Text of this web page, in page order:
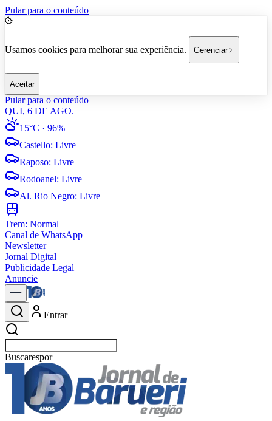
Pular para o conteúdo
Usamos cookies para melhorar sua experiência. Gerenciar
Aceitar
Pular para o conteúdo
QUI, 6 DE AGO.
15°C · 96%
Castello: Livre
Raposo: Livre
Rodoanel: Livre
Al. Rio Negro: Livre
Trem: Normal
Canal de WhatsApp
Newsletter
Jornal Digital
Publicidade Legal
Anuncie
Entrar
Buscar